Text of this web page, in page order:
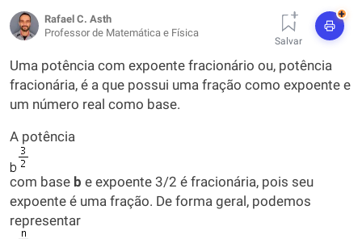
Rafael C. Asth
Professor de Matemática e Física
Salvar
+
Uma potência com expoente fracionário ou, potência
fracionária, é a que possui uma fração como expoente e
um número real como base.
A potência
com base b e expoente 3/2 é fracionária, pois seu
expoente é uma fração. De forma geral, podemos
representar